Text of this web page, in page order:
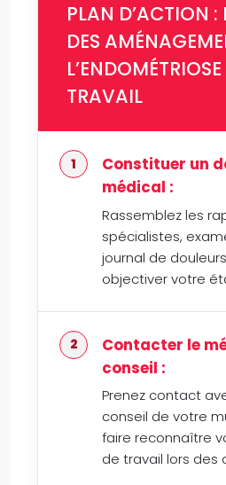
PLAN D’ACTION :
DES
TRAVAIL
Constituer un
médical :
Rassemblez les
spécialistes,
journal de
objectiver votre
Contacter le
conseil :
Prenez contact
conseil de votre
faire reconnaître
de travail lors des